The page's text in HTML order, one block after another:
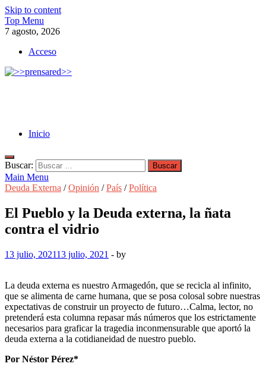
Skip to content
Top Menu
7 agosto, 2026
Acceso
Inicio
Buscar:
Main Menu
Deuda Externa /Opinión /País /Política
El Pueblo y la Deuda externa, la ñata
contra el vidrio
13 julio, 202113 julio, 2021 - by
La deuda externa es nuestro Armagedón, que se recicla al infinito,
que se alimenta de carne humana, que se posa colosal sobre nuestras
expectativas de construir un proyecto de futuro…Calma, lector, no
pretenderá esta columna repasar más números que los estrictamente
necesarios para graficar la tragedia inconmensurable que aportó la
deuda externa a la cotidianeidad de nuestro pueblo.
Por Néstor Pérez*